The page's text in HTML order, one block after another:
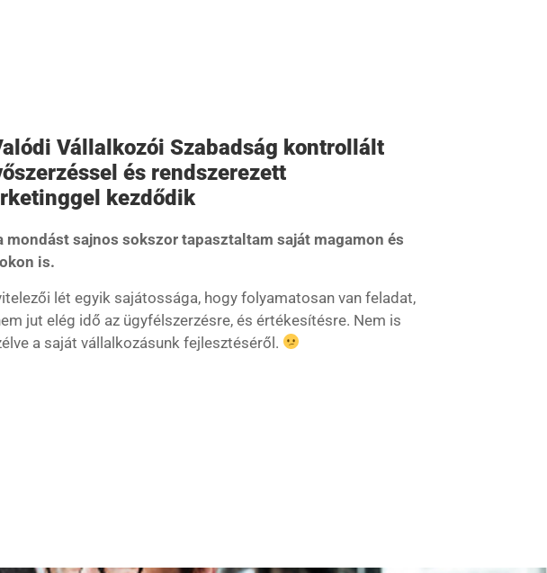
Vállalkozói Szabadság kontrollált
és rendszerezett
kezdődik
mondást sajnos sokszor tapasztaltam saját magamon és
is.
lét egyik sajátossága, hogy folyamatosan van feladat,
jut elég idő az ügyfélszerzésre, és értékesítésre. Nem is
a saját vállalkozásunk fejlesztéséről.